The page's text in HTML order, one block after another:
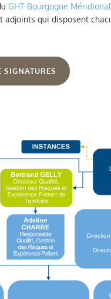
GHT Bourgogne
adjoints qui disposent
SIGNATURES